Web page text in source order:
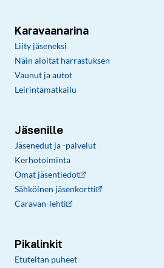
Karavaanarina
Liity jäseneksi
Näin aloitat harrastuksen
Vaunut ja autot
Leirintämatkailu
Jäsenille
Jäsenedut ja -palvelut
Kerhotoiminta
Omat jäsentiedot
Sähköinen jäsenkortti
Caravan-lehti
Pikalinkit
Etuteltan puheet